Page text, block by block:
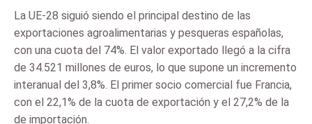
La UE-28 siguió siendo el principal destino de las
exportaciones agroalimentarias y pesqueras españolas,
con una cuota del 74%. El valor exportado llegó a la cifra
de 34.521 millones de euros, lo que supone un incremento
interanual del 3,8%. El primer socio comercial fue Francia,
con el 22,1% de la cuota de exportación y el 27,2% de la
de importación.